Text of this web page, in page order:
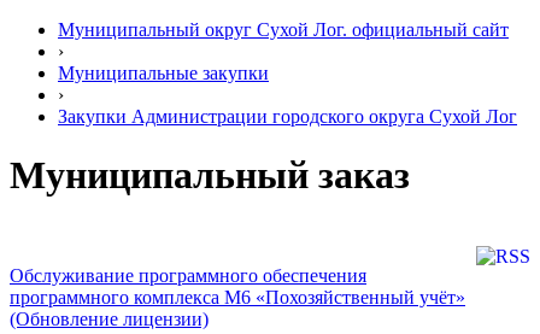
Муниципальный округ Сухой Лог. официальный сайт
›
Муниципальные закупки
›
Закупки Администрации городского округа Сухой Лог
Муниципальный заказ
Обслуживание программного обеспечения
программного комплекса М6 «Похозяйственный учёт»
(Обновление лицензии)